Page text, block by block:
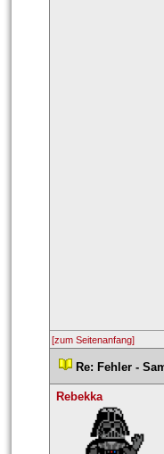
[zum Seitenanfang]
Re: Fehler -
Rebekka